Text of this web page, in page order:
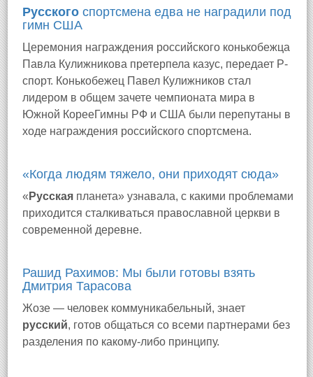
Русского спортсмена едва не наградили под
гимн США
Церемония награждения российского конькобежца
Павла Кулижникова претерпела казус, передает Р-
спорт. Конькобежец Павел Кулижников стал
лидером в общем зачете чемпионата мира в
Южной КорееГимны РФ и США были перепутаны в
ходе награждения российского спортсмена.
«Когда людям тяжело, они приходят сюда»
« Русская планета» узнавала, с какими проблемами
приходится сталкиваться православной церкви в
современной деревне.
Рашид Рахимов: Мы были готовы взять
Дмитрия Тарасова
Жозе — человек коммуникабельный, знает
русский, готов общаться со всеми партнерами без
разделения по какому-либо принципу.